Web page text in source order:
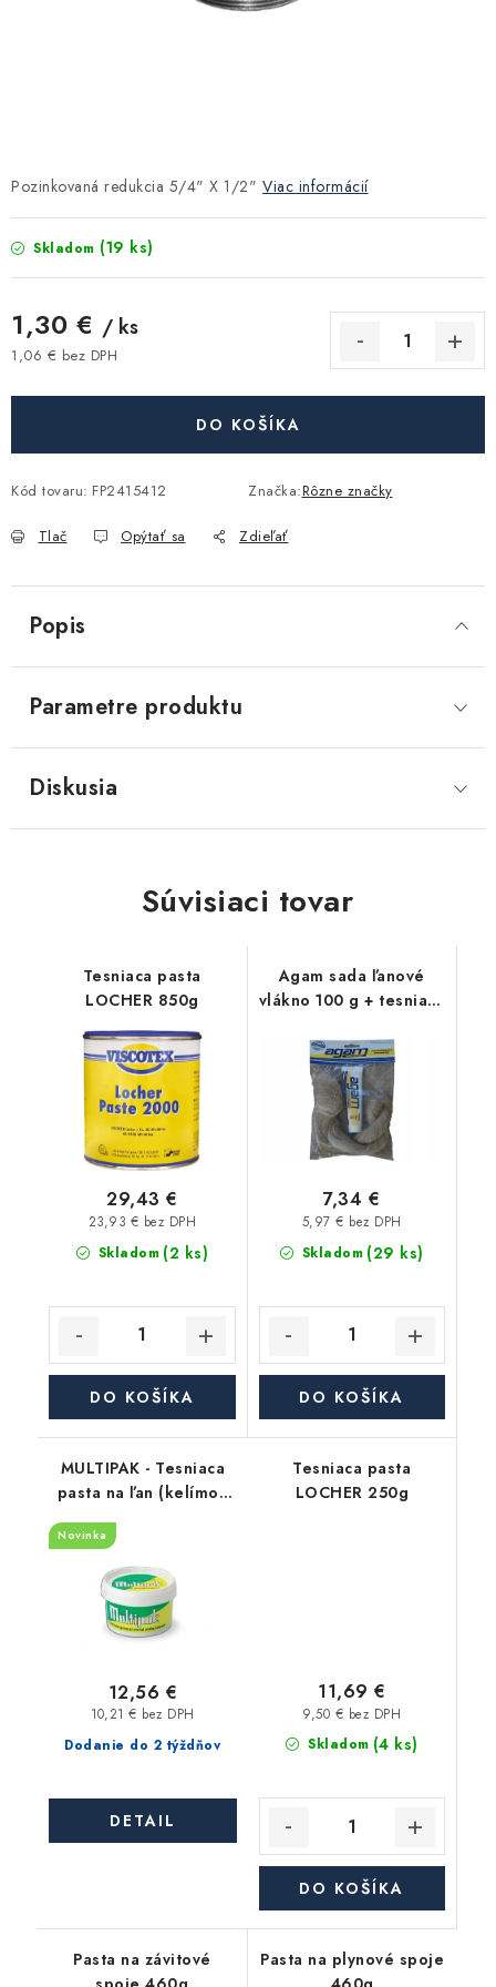
Kúrenie a chladenie
Filtrovanie a úprava vody
Záhrada a závlaha
Vetranie a rekuperácia
Akcie, Zľavy
Podmienky ochrany osobných údajov
Obchodné podmienky požičovne náradia
Moja objednávka
Pozinkovaná redukcia 5/4" X 1/2" Viac informácií
Skladom (19 ks)
1,30 € / ks
1,06 € bez DPH
DO KOŠÍKA
Kód tovaru: FP2415412 Značka:Rôzne značky
Tlač Opýtať sa Zdieľať
Popis
Parametre produktu
Diskusia
Súvisiaci tovar
Tesniaca pasta
LOCHER 850g
Skladom (2 ks)
23,93 € bez DPH
29,43 €
DO KOŠÍKA
Agam sada ľanové
vlákno 100 g + tesniaca
Skladom (29 ks)
5,97 € bez DPH
7,34 €
DO KOŠÍKA
MULTIPAK - Tesniaca
pasta na ľan (kelímok
Novinka
Dodanie do 2 týždňov
10,21 € bez DPH
12,56 €
DETAIL
Tesniaca pasta
LOCHER 250g
Skladom (4 ks)
9,50 € bez DPH
11,69 €
DO KOŠÍKA
Pasta na závitové
Pasta na plynové spoje